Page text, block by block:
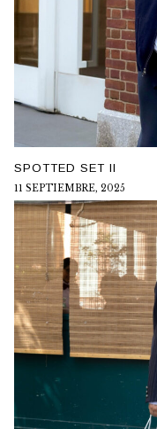
SPOTTED SET II
11 SEPTIEMBRE, 2025